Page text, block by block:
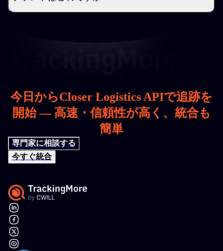
今日からCloser Logistics APIで追跡を
開始 — 高速・信頼性が高く、統合も
簡単
専門家に相談する
今すぐ統合